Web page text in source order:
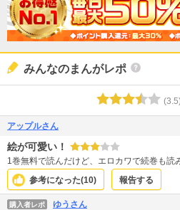
みんなのまんがレポ
(3.5
アップルさん
絵が可愛い！
1巻無料で読んだけど、エロカワで続巻も読
参考になった(10) 報告する
購入者レポ ゆうさん